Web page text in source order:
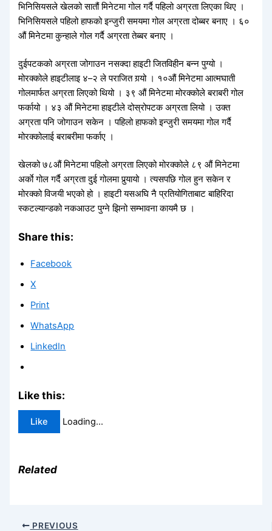
भिनिसियसले खेलको सातौं मिनेटमा गोल गर्दै पहिलो अग्रता लिएका थिए ।
भिनिसियसले पहिलो हाफको इन्जुरी समयमा गोल अग्रता दोब्बर बनाए । ६०
औं मिनेटमा कुन्हाले गोल गर्दै अग्रता तेब्बर बनाए ।
दुईपटकको अग्रता जोगाउन नसक्दा हाइटी जितविहीन बन्न पुग्यो ।
मोरक्कोले हाइटीलाइ ४–२ ले पराजित गर्‍यो । १०औं मिनेटमा आत्मघाती
गोलमार्फत अग्रता लिएको थियो । ३९ औं मिनेटमा मोरक्कोले बराबरी गोल
फर्कायो । ४३ औं मिनेटमा हाइटीले दोस्रोपटक अग्रता लियो । उक्त
अग्रता पनि जोगाउन सकेन । पहिलो हाफको इन्जुरी समयमा गोल गर्दै
मोरक्कोलाई बराबरीमा फर्काए ।
खेलको ७८औं मिनेटमा पहिलो अग्रता लिएको मोरक्कोले ८९ औं मिनेटमा
अर्काे गोल गर्दै अग्रता दुई गोलमा पुर्‍यायो । त्यसपछि गोल हुन सकेन र
मोरक्को विजयी भएको हो । हाइटी यसअघि नै प्रतियोगिताबाट बाहिरिदा
स्कटल्यान्डको नकआउट पुग्ने झिनो सम्भावना कायमै छ ।
Share this:
Facebook
X
Print
WhatsApp
LinkedIn
Like this:
Like Loading...
Related
PREVIOUS